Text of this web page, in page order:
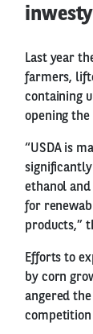
Last year
farmers,
containing
opening
“USDA is
significantly
ethanol
for
products,”
Efforts to
by corn
angered